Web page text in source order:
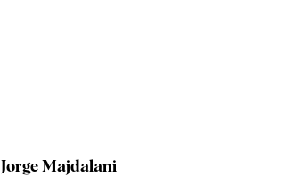
Jorge Majdalani